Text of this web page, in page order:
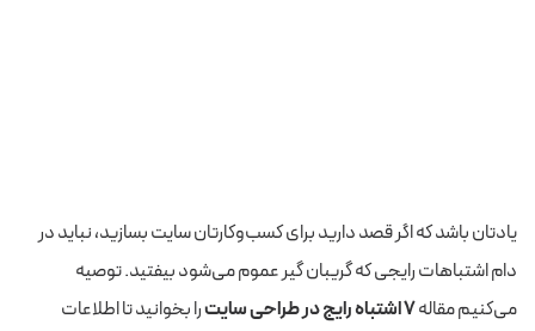
یادتان باشد که اگر قصد دارید برای کسب‌وکارتان سایت بسازید، نباید در
دام اشتباهات رایجی که گریبان گیر عموم می‌شود بیفتید. توصیه
می‌کنیم مقاله۷ اشتباه رایج در طراحی سایت
را بخوانید تا اطلاعات